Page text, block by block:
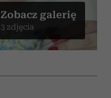
Zobacz galerię
3 zdjęcia